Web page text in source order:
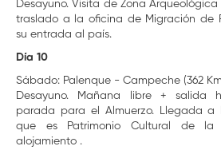
Desayuno. Visita de Zona
traslado a la oficina de Migración de
su entrada al país.
Día 10
Sábado: Palenque - Campeche (362
Desayuno. Mañana libre + salida
parada para el Almuerzo. Llegada
que es Patrimonio Cultural de la
alojamiento .